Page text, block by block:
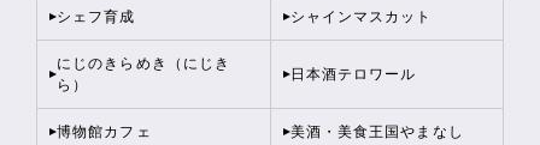
シェフ育成 シャインマスカット
にじのきらめき（にじき
ら）
日本酒テロワール
博物館カフェ 美酒・美食王国やまなし